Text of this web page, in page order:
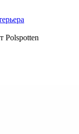
Polspotten